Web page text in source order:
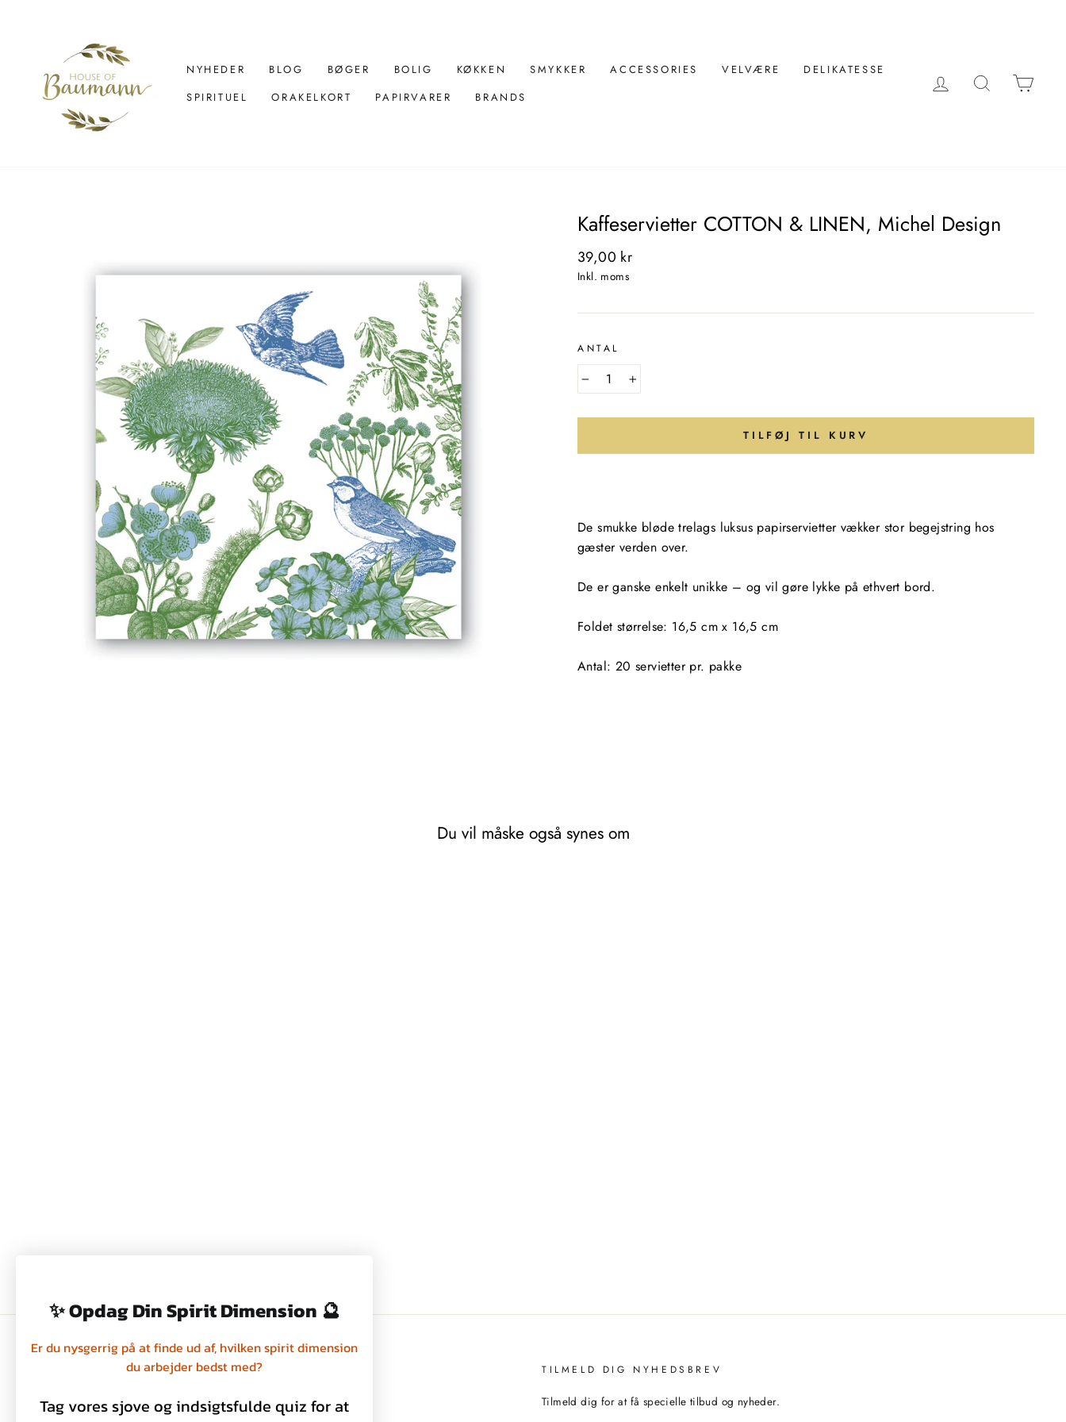
NYHEDER BLOG BØGER BOLIG KØKKEN SMYKKER ACCESSORIES VELVÆRE
DELIKATESSE
SPIRITUEL
ORAKELKORT PAPIRVARER BRANDS
LOG INDSØG
Kaffeservietter COTTON & LINEN, Michel Design
Normal
pris
39,00 kr
Inkl. moms
ANTAL
− +
TILFØJ TIL KURV
De smukke bløde trelags luksus papirservietter vækker stor begejstring hos
gæster verden over.
De er ganske enkelt unikke – og vil gøre lykke på ethvert bord.
Foldet størrelse: 16,5 cm x 16,5 cm
Antal: 20 servietter pr. pakke
Du vil måske også synes om
Privatlivspolitik
TILMELD DIG NYHEDSBREV
Tilmeld dig for at få specielle tilbud og nyheder.
✨ Opdag Din Spirit Dimension 🔮
Er du nysgerrig på at finde ud af, hvilken spirit dimension
du arbejder bedst med?
Tag vores sjove og indsigtsfulde quiz for at